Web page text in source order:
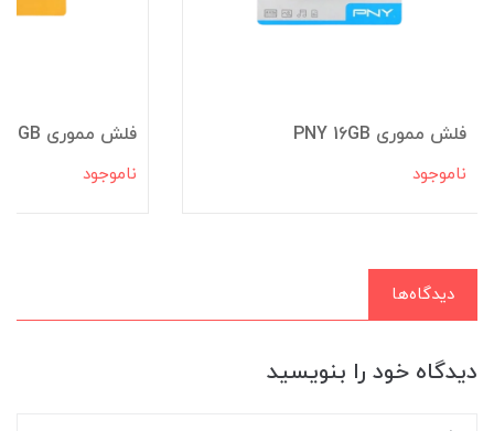
فلش مموری PNY 16GB
ناموجود
فلش مموری KODAK K112 32GB
ناموجود
دیدگاه‌ها
دیدگاه خود را بنویسید